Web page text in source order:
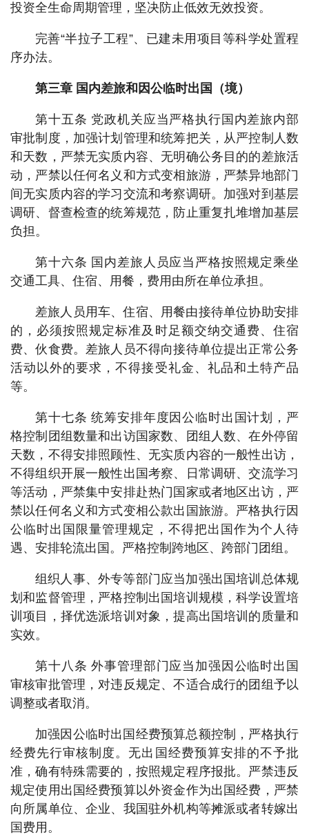
投资全生命周期管理，坚决防止低效无效投资。
完善“半拉子工程”、已建未用项目等科学处置程
序办法。
第三章 国内差旅和因公临时出国（境）
第十五条 党政机关应当严格执行国内差旅内部
审批制度，加强计划管理和统筹把关，从严控制人数
和天数，严禁无实质内容、无明确公务目的的差旅活
动，严禁以任何名义和方式变相旅游，严禁异地部门
间无实质内容的学习交流和考察调研。加强对到基层
调研、督查检查的统筹规范，防止重复扎堆增加基层
负担。
第十六条 国内差旅人员应当严格按照规定乘坐
交通工具、住宿、用餐，费用由所在单位承担。
差旅人员用车、住宿、用餐由接待单位协助安排
的，必须按照规定标准及时足额交纳交通费、住宿
费、伙食费。差旅人员不得向接待单位提出正常公务
活动以外的要求，不得接受礼金、礼品和土特产品
等。
第十七条 统筹安排年度因公临时出国计划，严
格控制团组数量和出访国家数、团组人数、在外停留
天数，不得安排照顾性、无实质内容的一般性出访，
不得组织开展一般性出国考察、日常调研、交流学习
等活动，严禁集中安排赴热门国家或者地区出访，严
禁以任何名义和方式变相公款出国旅游。严格执行因
公临时出国限量管理规定，不得把出国作为个人待
遇、安排轮流出国。严格控制跨地区、跨部门团组。
组织人事、外专等部门应当加强出国培训总体规
划和监督管理，严格控制出国培训规模，科学设置培
训项目，择优选派培训对象，提高出国培训的质量和
实效。
第十八条 外事管理部门应当加强因公临时出国
审核审批管理，对违反规定、不适合成行的团组予以
调整或者取消。
加强因公临时出国经费预算总额控制，严格执行
经费先行审核制度。无出国经费预算安排的不予批
准，确有特殊需要的，按照规定程序报批。严禁违反
规定使用出国经费预算以外资金作为出国经费，严禁
向所属单位、企业、我国驻外机构等摊派或者转嫁出
国费用。